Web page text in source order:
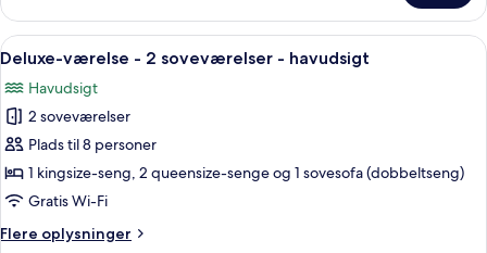
have
værelse
2
-
udsigt
til
have
Indlæs
alle
billeder
af
Deluxe-
værelse
-
soveværelser
Et hotelværelse med to senge, en
19
Deluxe-værelse - 2 soveværelser - havudsigt
Havudsigt
2 soveværelser
Plads til 8 personer
1 kingsize-seng, 2 queensize-senge og 1 sovesofa (dobbeltseng)
Gratis Wi-Fi
Flere oplysninger
Flere